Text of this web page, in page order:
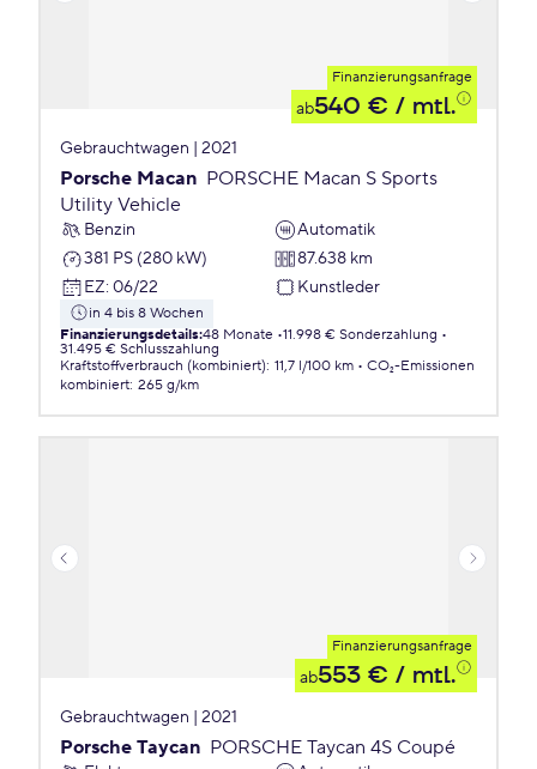
Finanzierungsanfrage
ab540 € / mtl.
Gebrauchtwagen | 2021
Porsche Macan PORSCHE Macan S Sports
Utility Vehicle
Benzin
Automatik
381 PS (280 kW)
87.638 km
EZ: 06/22 Kunstleder
in 4 bis 8 Wochen
Finanzierungsdetails:48 Monate 11.998 € Sonderzahlung
31.495 € Schlusszahlung
Kraftstoffverbrauch (kombiniert): 11,7 l/100 km
CO₂-Emissionen
kombiniert: 265 g/km
Finanzierungsanfrage
ab553 € / mtl.
Gebrauchtwagen | 2021
Porsche Taycan PORSCHE Taycan 4S Coupé